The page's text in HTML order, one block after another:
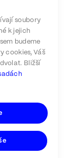
soubory
k jejich
budeme
cookies, Váš
Bližší